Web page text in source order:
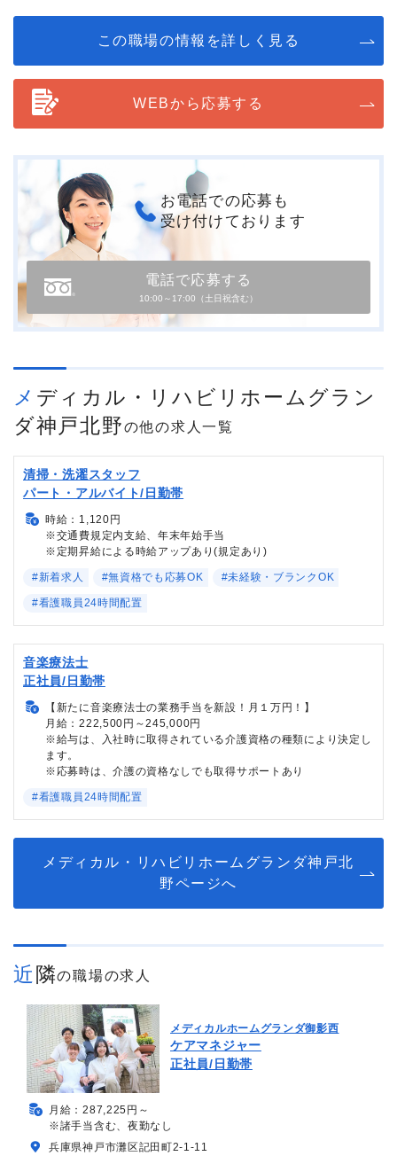
この職場の情報を詳しく見る
WEBから応募する
お電話での応募も
受け付けております
電話で応募する
10:00～17:00（土日祝含む）
メディカル・リハビリホームグラン
ダ神戸北野の他の求人一覧
清掃・洗濯スタッフ
パート・アルバイト/日勤帯
時給：1,120円
※交通費規定内支給、年末年始手当
※定期昇給による時給アップあり(規定あり)
#新着求人 #無資格でも応募OK #未経験・ブランクOK
#看護職員24時間配置
音楽療法士
正社員/日勤帯
【新たに音楽療法士の業務手当を新設！月１万円！】
月給：222,500円～245,000円
※給与は、入社時に取得されている介護資格の種類により決定し
ます。
※応募時は、介護の資格なしでも取得サポートあり
#看護職員24時間配置
メディカル・リハビリホームグランダ神戸北
野ページへ
近隣の職場の求人
メディカルホームグランダ御影西
ケアマネジャー
正社員/日勤帯
月給：287,225円～
※諸手当含む、夜勤なし
兵庫県神戸市灘区記田町2-1-11